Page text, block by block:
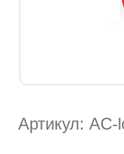
Артикул: AC-